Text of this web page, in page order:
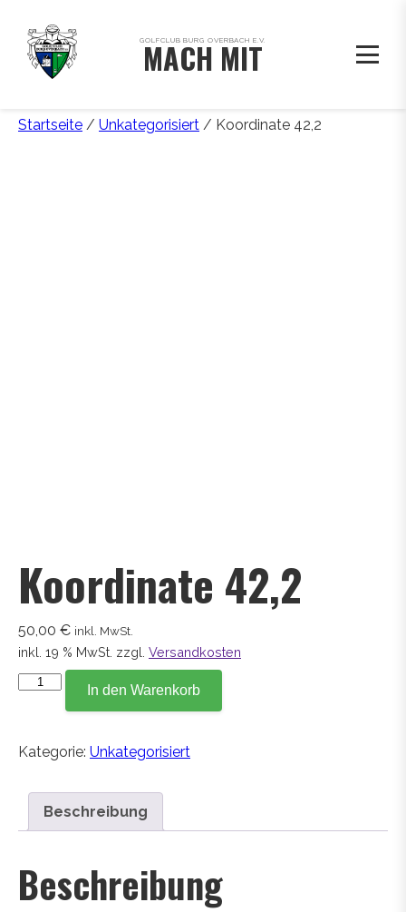
GOLFCLUB BURG OVERBACH E.V.
MACH MIT
Startseite / Unkategorisiert / Koordinate 42,2
Koordinate 42,2
50,00 € inkl. MwSt.
inkl. 19 % MwSt. zzgl. Versandkosten
Koordinate
In den Warenkorb
Kategorie: Unkategorisiert
Beschreibung
Beschreibung